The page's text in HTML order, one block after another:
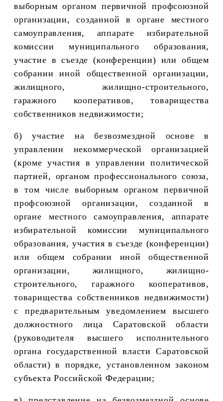
выборным органом первичной профсоюзной
организации, созданной в органе местного
самоуправления, аппарате избирательной
комиссии муниципального образования,
участие в съезде (конференции) или общем
собрании иной общественной организации,
жилищного, жилищно-строительного,
гаражного кооперативов, товарищества
собственников недвижимости;
б) участие на безвозмездной основе в
управлении некоммерческой организацией
(кроме участия в управлении политической
партией, органом профессионального союза,
в том числе выборным органом первичной
профсоюзной организации, созданной в
органе местного самоуправления, аппарате
избирательной комиссии муниципального
образования, участия в съезде (конференции)
или общем собрании иной общественной
организации, жилищного, жилищно-
строительного, гаражного кооперативов,
товарищества собственников недвижимости)
с предварительным уведомлением высшего
должностного лица Саратовской области
(руководителя высшего исполнительного
органа государственной власти Саратовской
области) в порядке, установленном законом
субъекта Российской Федерации;